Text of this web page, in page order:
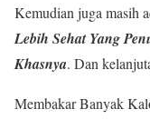
Kemudian juga masih
Lebih Sehat Yang
Khasnya. Dan
Membakar Banyak